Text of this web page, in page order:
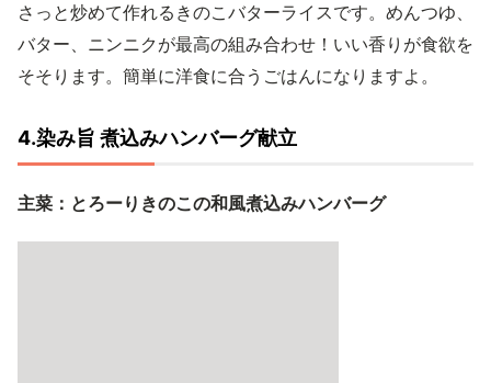
さっと炒めて作れるきのこバターライスです。めんつゆ、
バター、ニンニクが最高の組み合わせ！いい香りが食欲を
そそります。簡単に洋食に合うごはんになりますよ。
4.染み旨 煮込みハンバーグ献立
主菜：とろーりきのこの和風煮込みハンバーグ